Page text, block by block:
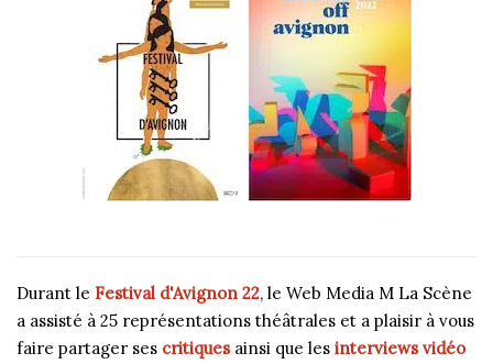
Durant le Festival d'Avignon 22, le Web Media M La Scène
a assisté à 25 représentations théâtrales et a plaisir à vous
faire partager ses critiquesainsi que les interviews vidéo